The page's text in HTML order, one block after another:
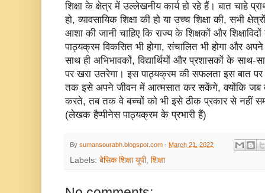
शिक्षा के क्षेत्र में उल्लेखनीय कार्य हो रहे हैं। बात चाहे
हो, व्यावसायिक शिक्षा की हो या उच्च शिक्षा की, सभी
आशा की जानी चाहिए कि राज्य के शिक्षकों और
पाठ्यक्रम विकसित भी होगा, संचालित भी होगा और
साथ ही अभिभावकों, विद्यार्थियों और प्रशासकों के
पर खरा उतरेगा। इस पाठ्यक्रम की सफलता इस बात पर
तक इसे अपने जीवन में आत्मसात कर सकेंगे, क्योंकि जब
करते, तब तक वे बच्चों को भी इसे ठीक प्रकार से नहीं
(लेखक हैप्पीनेस पाठ्यक्रम के प्रभारी हैं)
By sumansourabh.blogspot.com - March 21, 2022
Labels: बेसिक शिक्षा यूपी, शिक्षा